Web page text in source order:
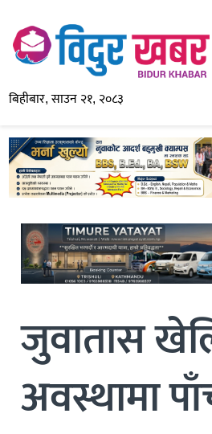
बिहीबार, साउन २१, २०८३
जुवातास
अवस्थामा